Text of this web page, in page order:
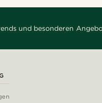
und besonderen